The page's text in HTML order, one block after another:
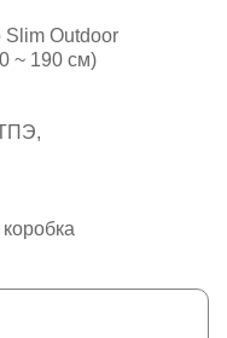
Slim Outdoor
~ 190 см)